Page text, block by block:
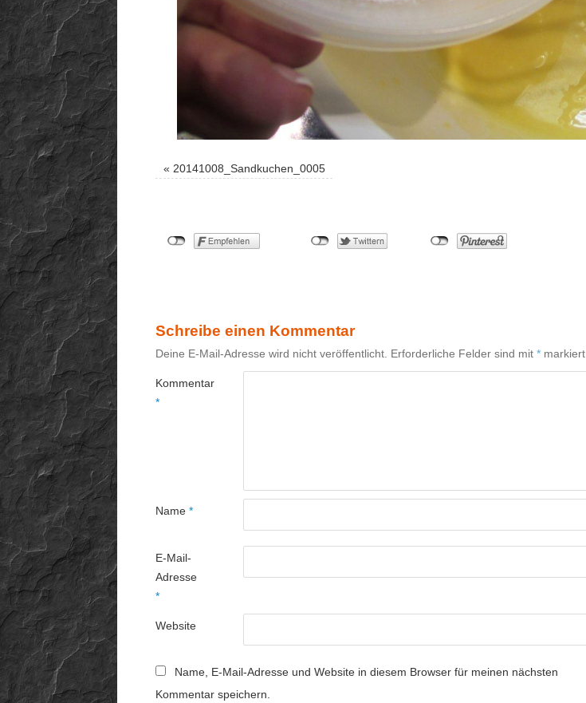
« 20141008_Sandkuchen_0005
Schreibe einen Kommentar
Deine E-Mail-Adresse wird nicht veröffentlicht. Erforderliche Felder sind mit * markiert
Kommentar
*
Name *
E-Mail-
Adresse
*
Website
Name, E-Mail-Adresse und Website in diesem Browser für meinen nächsten
Kommentar speichern.